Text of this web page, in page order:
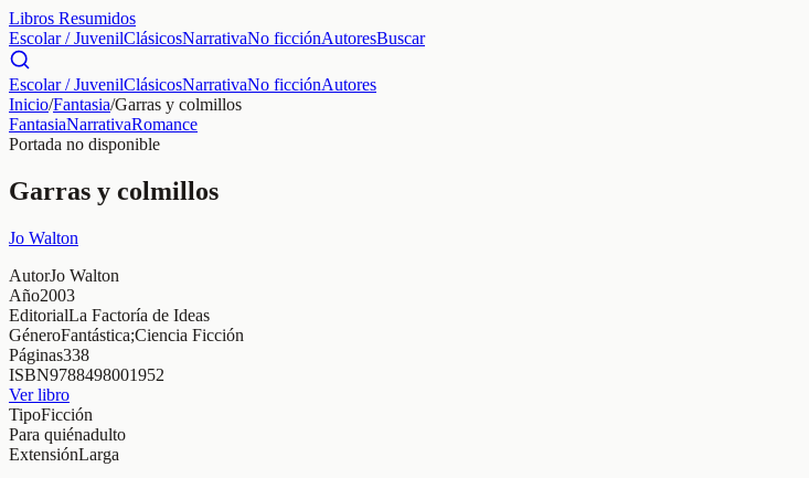
Libros Resumidos
Escolar / JuvenilClásicosNarrativaNo ficciónAutoresBuscar
Escolar / JuvenilClásicosNarrativaNo ficciónAutores
Inicio/Fantasia/Garras y colmillos
FantasiaNarrativaRomance
Portada no disponible
Garras y colmillos
Jo Walton
AutorJo Walton
Año2003
EditorialLa Factoría de Ideas
GéneroFantástica;Ciencia Ficción
Páginas338
ISBN9788498001952
Ver libro
TipoFicción
Para quiénadulto
ExtensiónLarga